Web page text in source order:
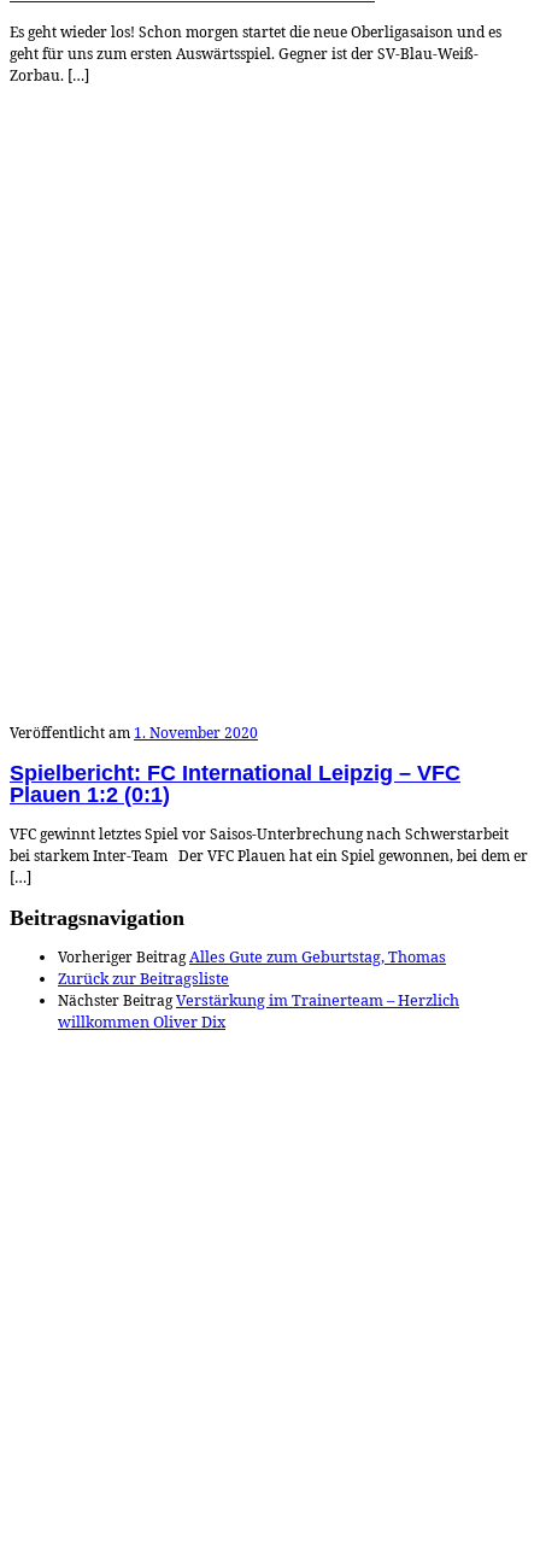
Es geht wieder los! Schon morgen startet die neue Oberligasaison und es
geht für uns zum ersten Auswärtsspiel. Gegner ist der SV-Blau-Weiß-
Zorbau. […]
Veröffentlicht am 1. November 2020
Spielbericht: FC International Leipzig – VFC
Plauen 1:2 (0:1)
VFC gewinnt letztes Spiel vor Saisos-Unterbrechung nach Schwerstarbeit
bei starkem Inter-Team Der VFC Plauen hat ein Spiel gewonnen, bei dem er
[…]
Beitragsnavigation
Vorheriger BeitragAlles Gute zum Geburtstag, Thomas
Zurück zur Beitragsliste
Nächster BeitragVerstärkung im Trainerteam – Herzlich
willkommen Oliver Dix